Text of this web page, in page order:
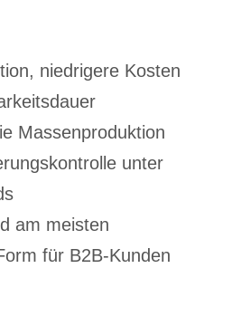
niedrigere Kosten
Massenproduktion
unter
am meisten
für B2B-Kunden